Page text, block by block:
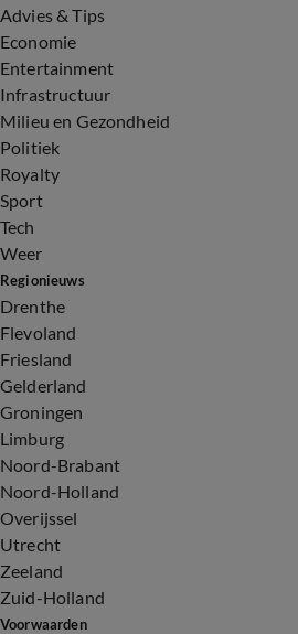
Advies & Tips
Economie
Entertainment
Infrastructuur
Milieu en Gezondheid
Politiek
Royalty
Sport
Tech
Weer
Regionieuws
Drenthe
Flevoland
Friesland
Gelderland
Groningen
Limburg
Noord-Brabant
Noord-Holland
Overijssel
Utrecht
Zeeland
Zuid-Holland
Voorwaarden